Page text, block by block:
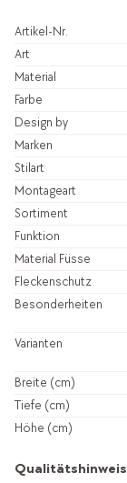
Artikel-Nr.
Art
Material
Farbe
Design by
Marken
Stilart
Montageart
Sortiment
Funktion
Material Füsse
Fleckenschutz
Besonderheiten
Varianten
Breite (cm)
Tiefe (cm)
Höhe (cm)
Qualitätshinweis